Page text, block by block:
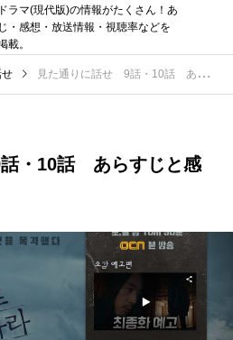
ラマ(現代版)の情報がたくさん！あ
・感想・放送情報・視聴率などを
載。
せ 見た通りに話せ 9話・10話 あらすじと感想
・10話 あらすじと感